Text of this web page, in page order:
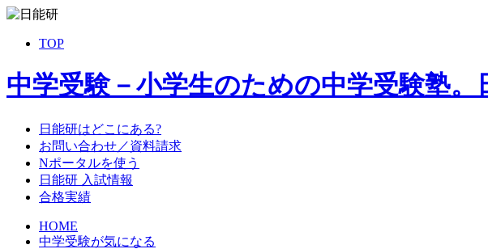
TOP
中学受験－小学生のための中学受験塾。
日能研はどこにある?
お問い合わせ／資料請求
Nポータルを使う
日能研 入試情報
合格実績
HOME
中学受験が気になる